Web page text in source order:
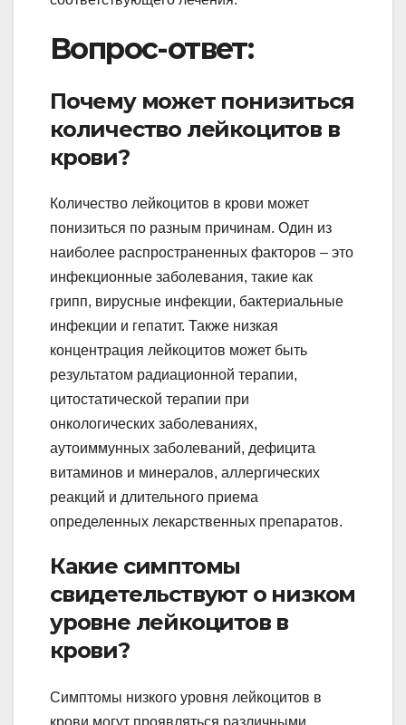
Вопрос-ответ:
Почему может понизиться
количество лейкоцитов в
крови?
Количество лейкоцитов в крови может
понизиться по разным причинам. Один из
наиболее распространенных факторов – это
инфекционные заболевания, такие как
грипп, вирусные инфекции, бактериальные
инфекции и гепатит. Также низкая
концентрация лейкоцитов может быть
результатом радиационной терапии,
цитостатической терапии при
онкологических заболеваниях,
аутоиммунных заболеваний, дефицита
витаминов и минералов, аллергических
реакций и длительного приема
определенных лекарственных препаратов.
Какие симптомы
свидетельствуют о низком
уровне лейкоцитов в
крови?
Симптомы низкого уровня лейкоцитов в
крови могут проявляться различными